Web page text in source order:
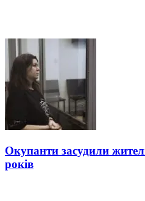
Окупанти засудили
років